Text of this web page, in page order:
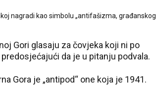
nagradi kao simbolu „antifašizma, građanskog
Gori glasaju za čovjeka koji ni po
da je u pitanju podvala.
Gora je „antipod“ one koja je 1941.